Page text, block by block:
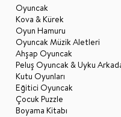
Oyuncak
Kova & Kürek
Oyun Hamuru
Oyuncak Müzik Aletleri
Ahşap Oyuncak
Peluş Oyuncak & Uyku
Kutu Oyunları
Eğitici Oyuncak
Çocuk Puzzle
Boyama Kitabı